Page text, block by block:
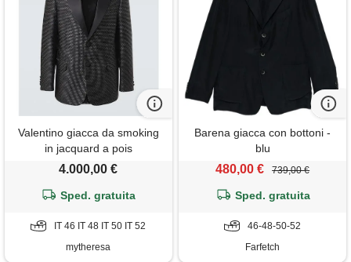
Valentino giacca da smoking
in jacquard a pois
4.000,00 €
Sped. gratuita
IT 46 IT 48 IT 50 IT 52
mytheresa
Barena giacca con bottoni -
blu
480,00 € 739,00 €
Sped. gratuita
46-48-50-52
Farfetch